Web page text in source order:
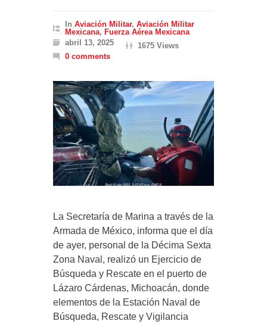
In Aviación Militar, Aviación Militar
Mexicana, Fuerza Aérea Mexicana
abril 13, 2025
1675 Views
0 comments
La Secretaría de Marina a través de la
Armada de México, informa que el día
de ayer, personal de la Décima Sexta
Zona Naval, realizó un Ejercicio de
Búsqueda y Rescate en el puerto de
Lázaro Cárdenas, Michoacán, donde
elementos de la Estación Naval de
Búsqueda, Rescate y Vigilancia